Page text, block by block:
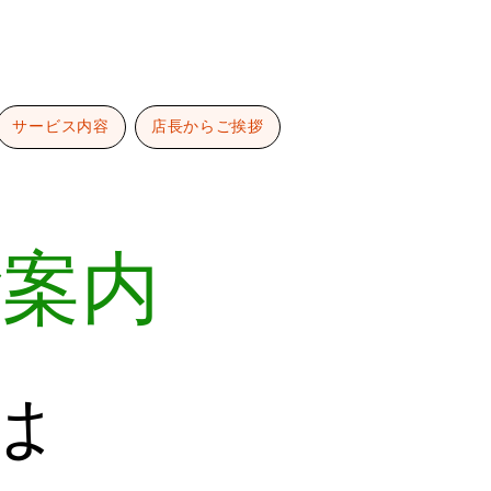
サービス内容 店長からご挨拶
内